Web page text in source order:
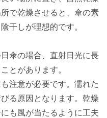
で乾燥させると、傘の素
干しが理想的です。
傘の場合、直射日光に長
とがあります。
注意が必要です。濡れた
る原因となります。乾燥
も風が当たるように工夫